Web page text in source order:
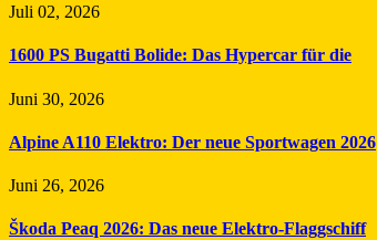
Juli 02, 2026
1600 PS Bugatti Bolide: Das Hypercar für die
Juni 30, 2026
Alpine A110 Elektro: Der neue Sportwagen 2026
Juni 26, 2026
Škoda Peaq 2026: Das neue Elektro-Flaggschiff